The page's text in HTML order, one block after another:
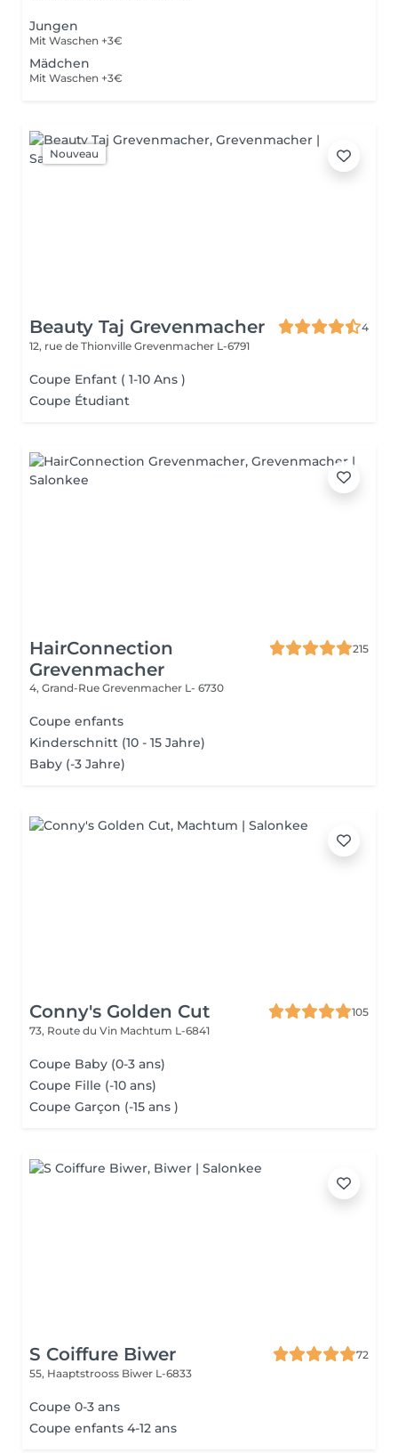
Jungen
Mit Waschen +3€
Mädchen
Mit Waschen +3€
Nouveau
Beauty Taj Grevenmacher
4
12, rue de Thionville Grevenmacher L-6791
Coupe Enfant ( 1-10 Ans )
Coupe Étudiant
HairConnection
Grevenmacher
215
4, Grand-Rue Grevenmacher L- 6730
Coupe enfants
Kinderschnitt (10 - 15 Jahre)
Baby (-3 Jahre)
Conny's Golden Cut
105
73, Route du Vin Machtum L-6841
Coupe Baby (0-3 ans)
Coupe Fille (-10 ans)
Coupe Garçon (-15 ans )
S Coiffure Biwer
72
55, Haaptstrooss Biwer L-6833
Coupe 0-3 ans
Coupe enfants 4-12 ans